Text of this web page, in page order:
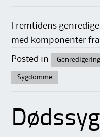
Fremtidens
med komponenter
Posted in
Sygdomme